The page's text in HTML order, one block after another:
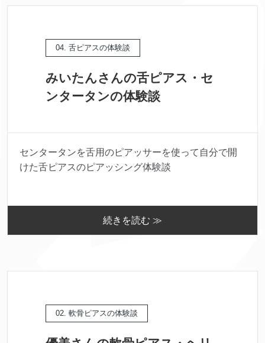
04. 舌ピアスの体験談
みいたんさんの舌ピアス・セ
ンタータンの体験談
センタータンを舌用のピアッサーを使って自分で開
けた舌ピアスのピアッシング体験談
続きを読む ≫
02. 軟骨ピアスの体験談